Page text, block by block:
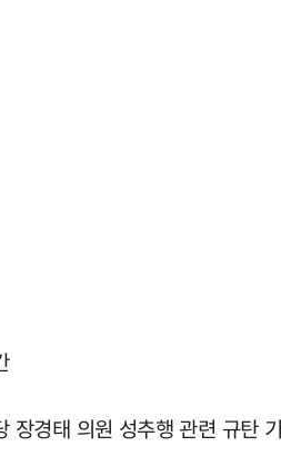
경태 의원 성추행 관련 규탄